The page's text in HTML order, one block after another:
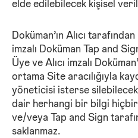
elde edilebilecek kişisel
Doküman’ın Alıcı
imzalı Doküman Tap and
Üye ve Alıcı imzalı
ortama Site aracılığıyla
yöneticisi isterse
dair herhangi bir bilgi
ve/veya Tap and Sign
saklanmaz.